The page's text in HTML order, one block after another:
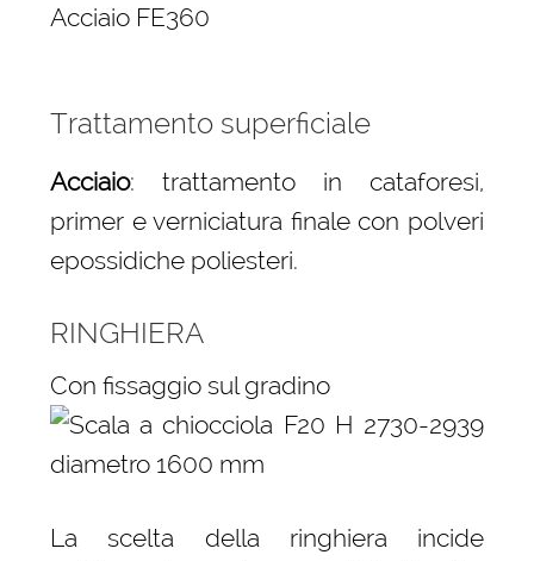
Acciaio FE360
Trattamento superficiale
Acciaio: trattamento in cataforesi,
primer e verniciatura finale con polveri
epossidiche poliesteri.
RINGHIERA
Con fissaggio sul gradino
La scelta della ringhiera incide